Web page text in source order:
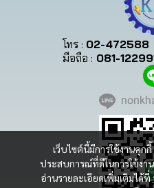
เว็บไซต์นี้มีการใช้งานคุก
ประสบการณ์ที่ดีในการใช้งา
อ่านรายละเอียดเพิ่มเติมได้ที่
โทร : 02-472588
มือถือ : 081-